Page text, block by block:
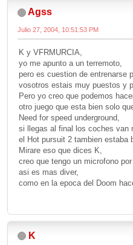
Agss
Julio 27, 2004, 10:51:53 PM
K y VFRMURCIA,
yo me apunto a un terremoto,
pero es cuestion de entrenarse
vosotros estais muy puestos y
Pero yo creo que podemos
otro juego que esta bien solo
Need for speed underground,
si llegas al final los coches van
el Hot pursuit 2 tambien estaba
Mirare eso que dices K,
creo que tengo un microfono
asi es mas diver,
como en la epoca del Doom
K